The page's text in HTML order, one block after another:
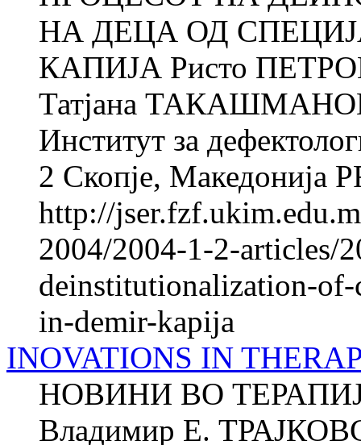
НА ДЕЦА ОД
КАПИЈА Ристо
Татјана
Институт за
2 Скопје, Македонија
http://
2004/2004-1-2-articles/
deinstitutionalization-
in-demir-kapija
INOVATIONS IN
НОВИНИ ВО
Владимир Е.